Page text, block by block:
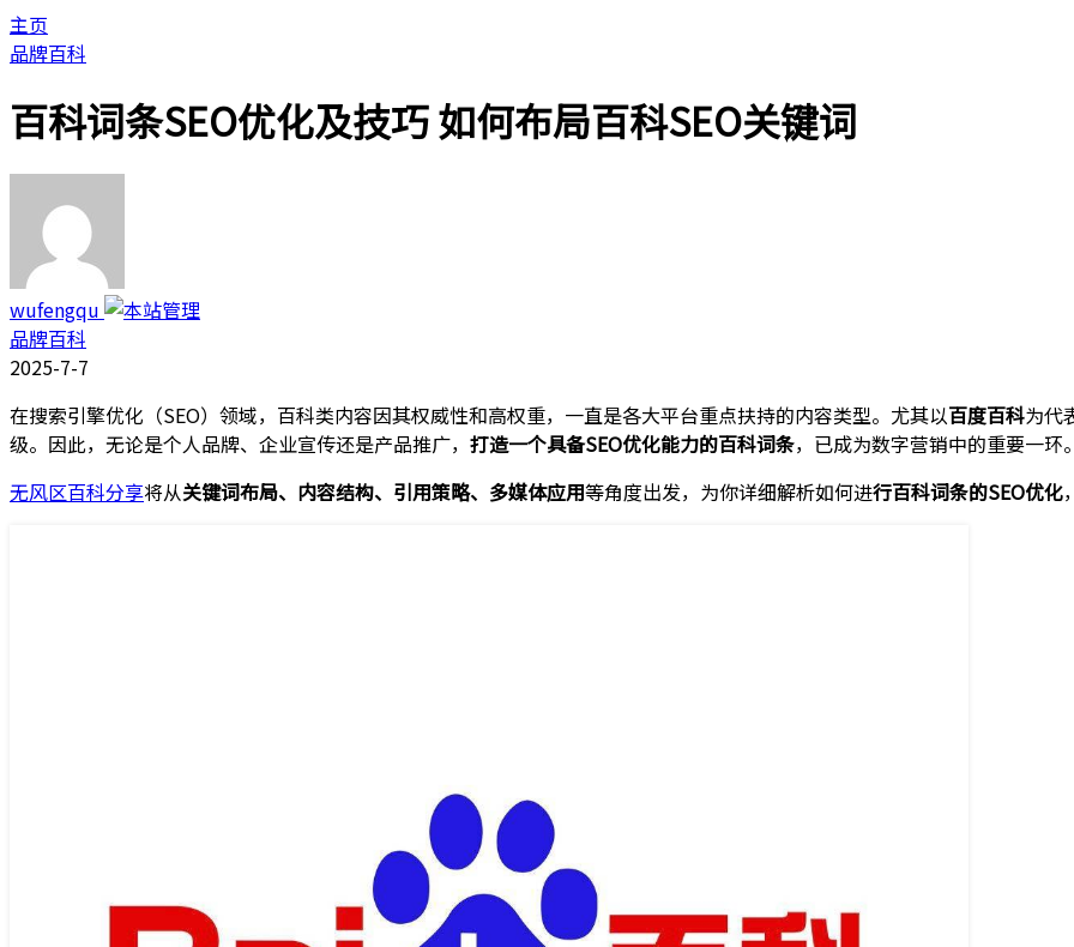
主页
品牌百科
百科词条SEO优化及技巧 如何布局百科SEO关键词
wufengqu
品牌百科
2025-7-7
在搜索引擎优化（SEO）领域，百科类内容因其权威性和高权重，一直是各大平台重点扶持的内容类型。尤其以百度百科为代
级。因此，无论是个人品牌、企业宣传还是产品推广， 打造一个具备SEO优化能力的百科词条，已成为数字营销中的重要一环
无风区百科分享将从关键词布局、内容结构、引用策略、多媒体应用等角度出发，为你详细解析如何进行百科词条的SEO优化